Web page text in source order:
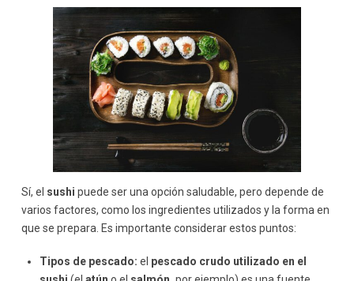
Sí, el sushi puede ser una opción saludable, pero depende de
varios factores, como los ingredientes utilizados y la forma en
que se prepara. Es importante considerar estos puntos:
Tipos de pescado: el pescado crudo utilizado en el